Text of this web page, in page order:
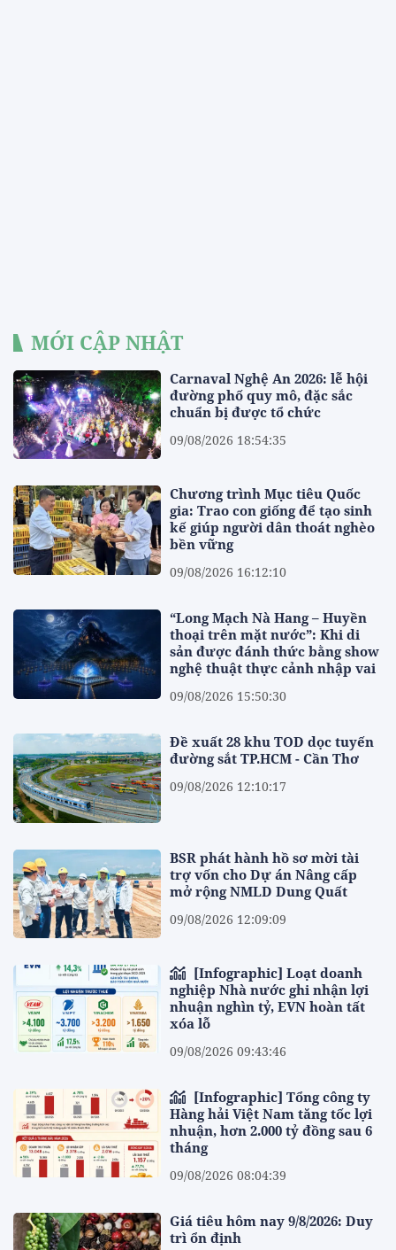
MỚI CẬP NHẬT
Carnaval Nghệ An 2026: lễ hội
đường phố quy mô, đặc sắc
chuẩn bị được tổ chức
09/08/2026 18:54:35
Chương trình Mục tiêu Quốc
gia: Trao con giống để tạo sinh
kế giúp người dân thoát nghèo
bền vững
09/08/2026 16:12:10
“Long Mạch Nà Hang – Huyền
thoại trên mặt nước”: Khi di
sản được đánh thức bằng show
nghệ thuật thực cảnh nhập vai
09/08/2026 15:50:30
Đề xuất 28 khu TOD dọc tuyến
đường sắt TP.HCM - Cần Thơ
09/08/2026 12:10:17
BSR phát hành hồ sơ mời tài
trợ vốn cho Dự án Nâng cấp
mở rộng NMLD Dung Quất
09/08/2026 12:09:09
nghiệp Nhà nước ghi nhận lợi
nhuận nghìn tỷ, EVN hoàn tất
xóa lỗ
09/08/2026 09:43:46
Hàng hải Việt Nam tăng tốc lợi
nhuận, hơn 2.000 tỷ đồng sau 6
tháng
09/08/2026 08:04:39
Giá tiêu hôm nay 9/8/2026: Duy
trì ổn định